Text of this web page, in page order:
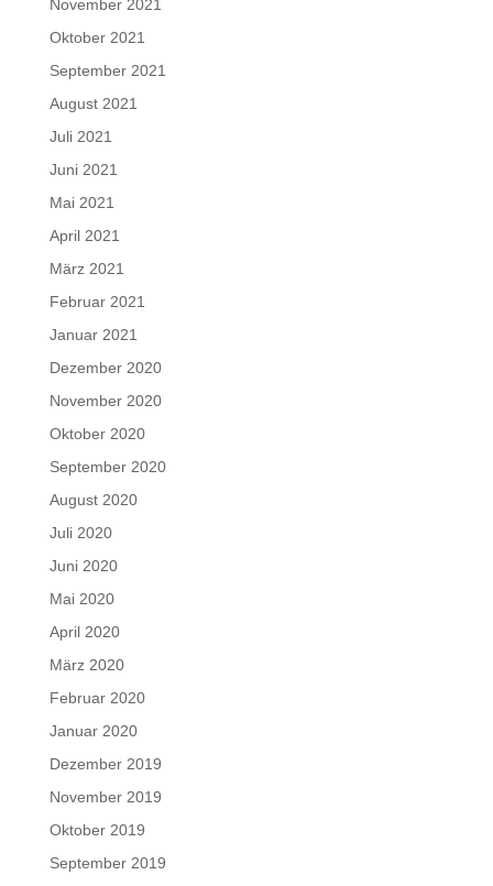
November 2021
Oktober 2021
September 2021
August 2021
Juli 2021
Juni 2021
Mai 2021
April 2021
März 2021
Februar 2021
Januar 2021
Dezember 2020
November 2020
Oktober 2020
September 2020
August 2020
Juli 2020
Juni 2020
Mai 2020
April 2020
März 2020
Februar 2020
Januar 2020
Dezember 2019
November 2019
Oktober 2019
September 2019